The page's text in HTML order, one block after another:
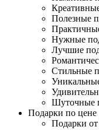
Полезные
Нужные
Лучшие
Стильные
Шуточные
Подарки по цене
Подарки